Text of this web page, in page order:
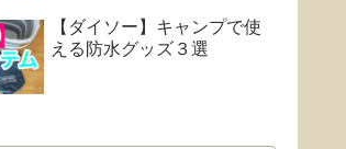
【ダイソー】キャンプで使
える防水グッズ３選